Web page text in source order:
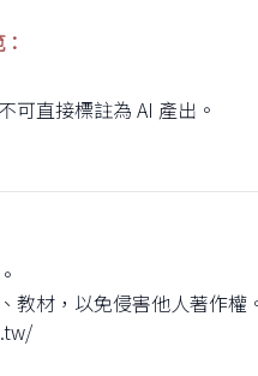
可直接標註為 AI 產出。
教材，以免侵害他人著作權